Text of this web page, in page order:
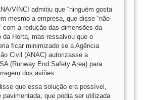
VINCI admitiu que “ninguém gosta
mesmo a empresa, que disse “não
com a redução das dimensões da
da Horta, mas ressalvou que o
ficar minimizado se a Agência
Civil (ANAC) autorizasse a
(Runway End Safety Area) para
dos aviões.
que essa solução era possível,
pavimentada, que podia ser utilizada